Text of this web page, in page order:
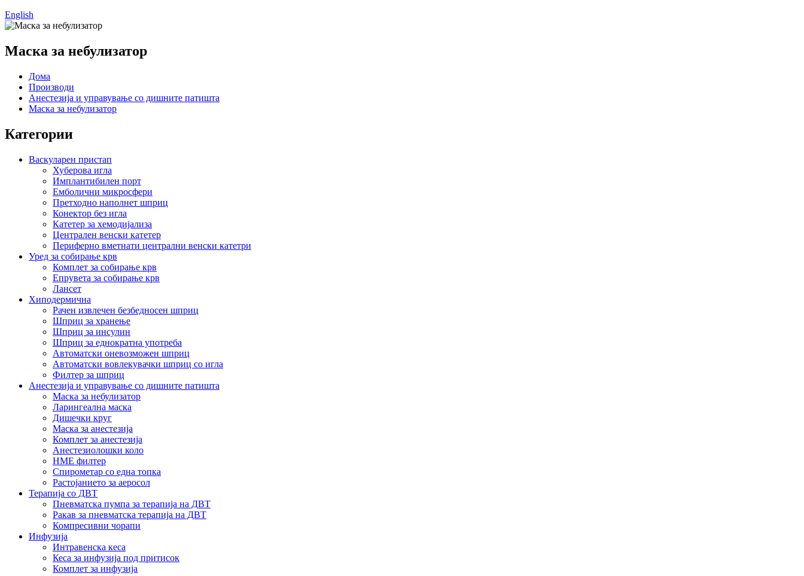
English
Маска за небулизатор
Дома
Производи
Анестезија и управување со дишните патишта
Маска за небулизатор
Категории
Васкуларен пристап
Хуберова игла
Имплантибилен порт
Емболични микросфери
Претходно наполнет шприц
Конектор без игла
Катетер за хемодијализа
Централен венски катетер
Периферно вметнати централни венски катетри
Уред за собирање крв
Комплет за собирање крв
Епрувета за собирање крв
Лансет
Хиподермична
Рачен извлечен безбедносен шприц
Шприц за хранење
Шприц за инсулин
Шприц за еднократна употреба
Автоматски оневозможен шприц
Автоматски вовлекувачки шприц со игла
Филтер за шприц
Анестезија и управување со дишните патишта
Маска за небулизатор
Ларингеална маска
Дишечки круг
Маска за анестезија
Комплет за анестезија
Анестезиолошки коло
HME филтер
Спирометар со една топка
Растојанието за аеросол
Терапија со ДВТ
Пневматска пумпа за терапија на ДВТ
Ракав за пневматска терапија на ДВТ
Компресивни чорапи
Инфузија
Интравенска кеса
Кеса за инфузија под притисок
Комплет за инфузија